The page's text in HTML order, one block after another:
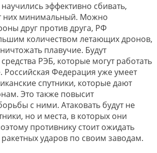
эффективно сбивать,
них минимальный. Можно
друг против друга, РФ
количеством летающих дронов,
плавучие. Будут
РЭБ, которые могут работать
Российская Федерация уже умеет
спутники, которые дают
Это также повысит
с ними. Атаковать будут не
но и места, в которых они
противнику стоит ожидать
ударов по своим заводам.